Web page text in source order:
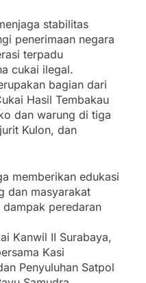
stabilitas
penerimaan negara
terpadu
cukai ilegal.
bagian dari
Hasil Tembakau
dan warung di tiga
Kulon, dan
memberikan edukasi
dan masyarakat
peredaran
Kanwil II Surabaya,
Kasi
Penyuluhan Satpol